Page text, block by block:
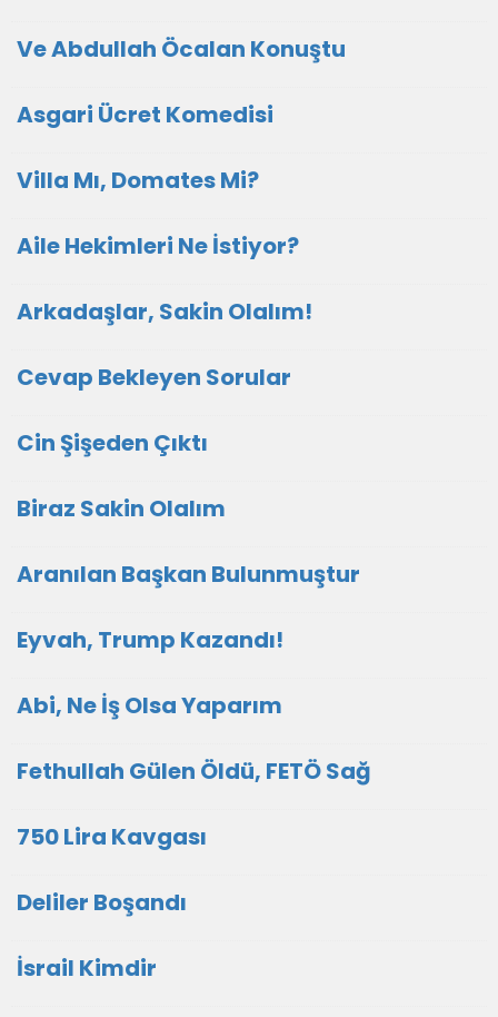
Ve Abdullah Öcalan Konuştu
Asgari Ücret Komedisi
Villa Mı, Domates Mi?
Aile Hekimleri Ne İstiyor?
Arkadaşlar, Sakin Olalım!
Cevap Bekleyen Sorular
Cin Şişeden Çıktı
Biraz Sakin Olalım
Aranılan Başkan Bulunmuştur
Eyvah, Trump Kazandı!
Abi, Ne İş Olsa Yaparım
Fethullah Gülen Öldü, FETÖ Sağ
750 Lira Kavgası
Deliler Boşandı
İsrail Kimdir